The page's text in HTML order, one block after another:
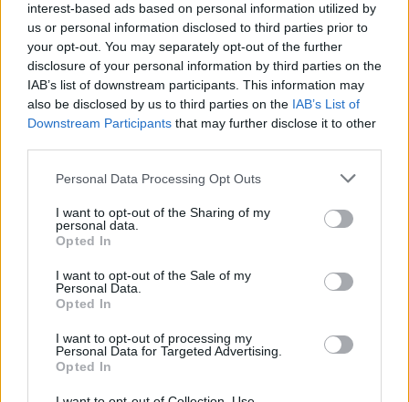
interest-based ads based on personal information utilized by
us or personal information disclosed to third parties prior to
your opt-out. You may separately opt-out of the further
disclosure of your personal information by third parties on the
IAB’s list of downstream participants. This information may
also be disclosed by us to third parties on the IAB’s List of
Downstream Participants that may further disclose it to other
Personal Data Processing Opt Outs
I want to opt-out of the Sharing of my
personal data.
Opted In
I want to opt-out of the Sale of my
Personal Data.
Opted In
I want to opt-out of processing my
Personal Data for Targeted Advertising.
Opted In
χαρακτηρισθεί από την Benedetto Guitars ως «ένας
από τους κορυφαίους κιθαρίστες της Ευρώπης και
ακόμα ανερχόμενος» και ανήκει στην ομάδα
καλλιτεχνών που την εκπροσωπεί σε όλο τον
κόσμο. Το τελευταίο του άλμπουμ “Nous Icons” έχει
εκδοθεί και κυκλοφορήσει από την θρυλική Blue
Note Records και έχει στο ενεργητικό του
πολλαπλές συνεργασίες με Έλληνες και μη
Dominique Di Piazza, Jeff Berlin κ.ά.
Η συνθετική άποψη του Λευτέρη Χριστοφή
προσδίδει μία νέα μουσική προοπτική πέρα από τα
λυρικό αυτοσχεδιασμό και το ρομαντισμό των
συνθέσεων του κι έναν πηγαίο δυναμισμό που